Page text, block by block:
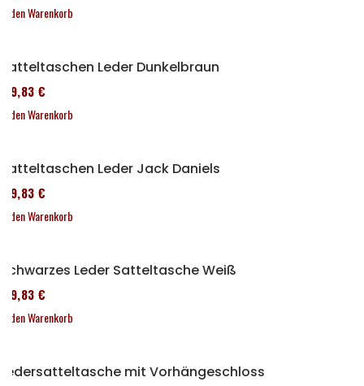
In den Warenkorb
Satteltaschen Leder Dunkelbraun
119,83 €
In den Warenkorb
Satteltaschen Leder Jack Daniels
119,83 €
In den Warenkorb
Schwarzes Leder Satteltasche Weiß
119,83 €
In den Warenkorb
Ledersatteltasche mit Vorhängeschloss